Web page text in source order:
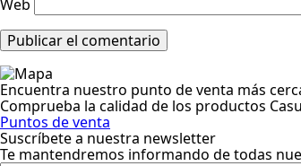
Web
Encuentra nuestro punto de venta más
Comprueba la calidad de los productos
Puntos de venta
Suscríbete a nuestra newsletter
Te mantendremos informando de todas